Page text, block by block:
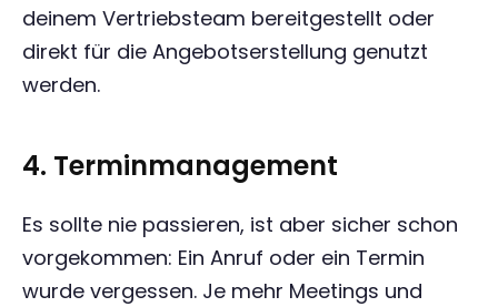
deinem Vertriebsteam bereitgestellt oder
direkt für die Angebotserstellung genutzt
werden.
4. Terminmanagement
Es sollte nie passieren, ist aber sicher schon
vorgekommen: Ein Anruf oder ein Termin
wurde vergessen. Je mehr Meetings und